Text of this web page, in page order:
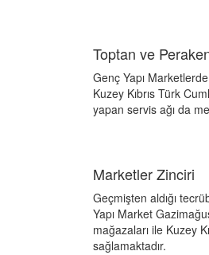
Toptan ve
Genç Yapı
Kuzey Kıbrıs Türk
yapan servis ağı da
Marketler Zinciri
Geçmişten aldığı
Yapı Market
mağazaları ile Kuzey
sağlamaktadır.